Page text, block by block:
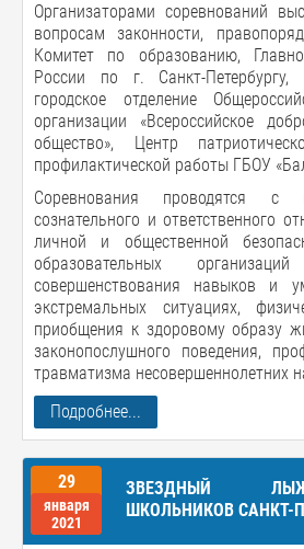
Организаторами соревнований
вопросам законности,
Комитет по образованию,
России по г. Санкт-Петербургу,
городское отделение
организации «Всероссийское
общество», Центр
профилактической работы ГБОУ
Соревнования проводятся с
сознательного и ответственного
личной и общественной
образовательных организаций
совершенствования навыков и
экстремальных ситуациях,
приобщения к здоровому образу
законопослушного поведения,
травматизма несовершеннолетних
Подробнее...
29
января
2021
ЗВЕЗДНЫЙ
ШКОЛЬНИКОВ САНКТ-